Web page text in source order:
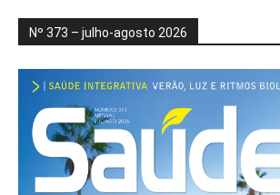
Nº 373 – julho-agosto 2026